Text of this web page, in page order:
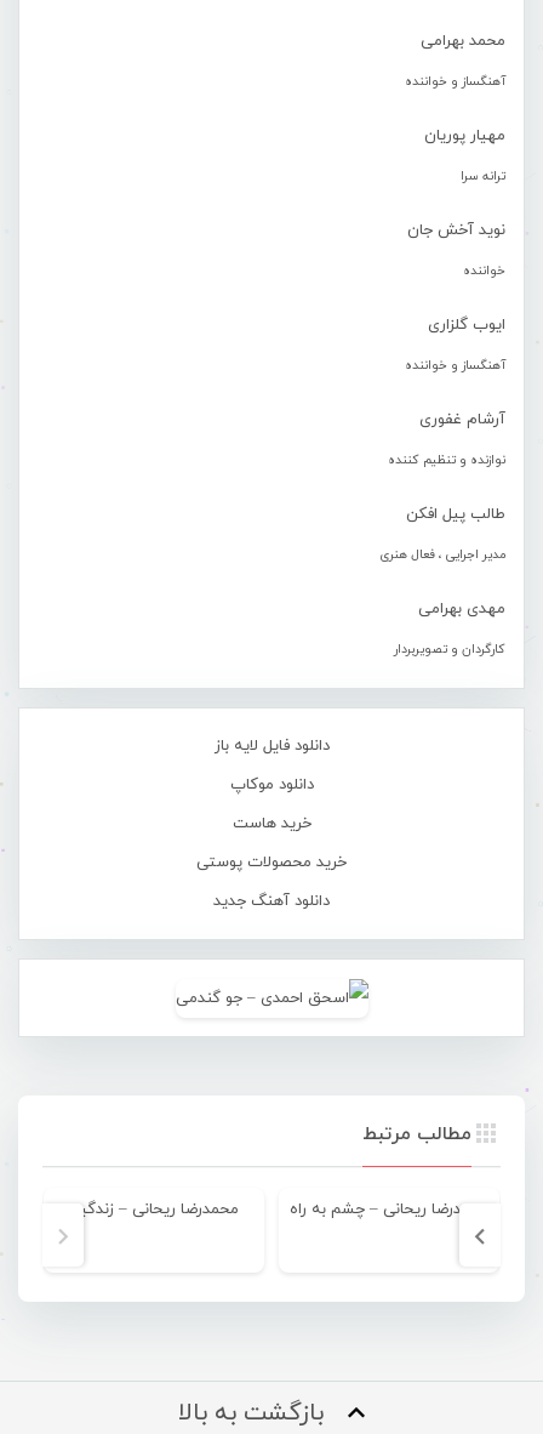
محمد بهرامی
آهنگساز و خواننده
مهیار پوریان
ترانه سرا
نوید آخش جان
خواننده
ایوب گلزاری
آهنگساز و خواننده
آرشام غفوری
نوازنده و تنظیم کننده
طالب پیل افکن
مدیر اجرایی ، فعال هنری
مهدی بهرامی
کارگردان و تصویربردار
دانلود فایل لایه باز
دانلود موکاپ
خرید هاست
خرید محصولات پوستی
دانلود آهنگ جدید
مطالب مرتبط
محمدرضا ریحانی – چشم به راه محمدرضا ریحانی – زندگیم
بازگشت به بالا